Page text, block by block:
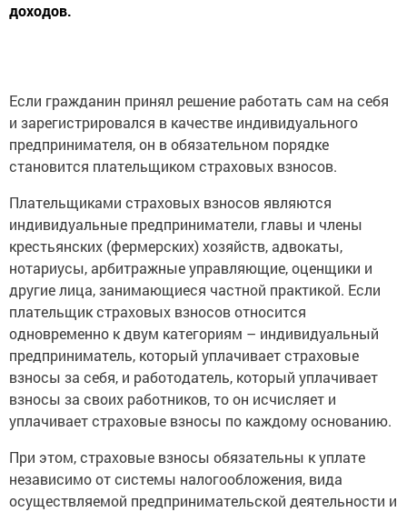
доходов.
Если гражданин принял решение работать сам на себя
и зарегистрировался в качестве индивидуального
предпринимателя, он в обязательном порядке
становится плательщиком страховых взносов.
Плательщиками страховых взносов являются
индивидуальные предприниматели, главы и члены
крестьянских (фермерских) хозяйств, адвокаты,
нотариусы, арбитражные управляющие, оценщики и
другие лица, занимающиеся частной практикой. Если
плательщик страховых взносов относится
одновременно к двум категориям – индивидуальный
предприниматель, который уплачивает страховые
взносы за себя, и работодатель, который уплачивает
взносы за своих работников, то он исчисляет и
уплачивает страховые взносы по каждому основанию.
При этом, страховые взносы обязательны к уплате
независимо от системы налогообложения, вида
осуществляемой предпринимательской деятельности и